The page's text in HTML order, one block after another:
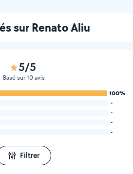
sur Renato Aliu
5/5
Basé sur 10 avis
100%
-
-
-
-
Filtrer